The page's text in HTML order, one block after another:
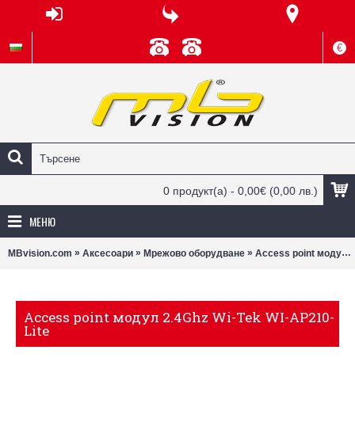
€
0 продукт(а) - 0,00€ (0,00 лв.)
МЕНЮ
MBvision.com » Аксесоари » Мрежово оборудване » Access point модул 2.4Ghz Wi-Tek WI-AP210-Lite
Access point модул 2.4Ghz Wi-Tek WI-AP210-
Lite